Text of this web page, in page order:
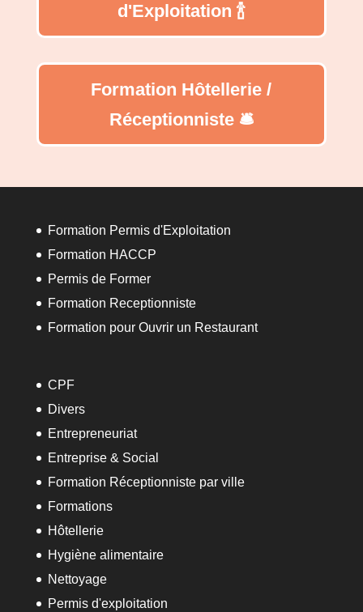
d'Exploitation 🍾
Formation Hôtellerie /
Réceptionniste 🛎️
Formation Permis d'Exploitation
Formation HACCP
Permis de Former
Formation Receptionniste
Formation pour Ouvrir un Restaurant
CPF
Divers
Entrepreneuriat
Entreprise & Social
Formation Réceptionniste par ville
Formations
Hôtellerie
Hygiène alimentaire
Nettoyage
Permis d'exploitation